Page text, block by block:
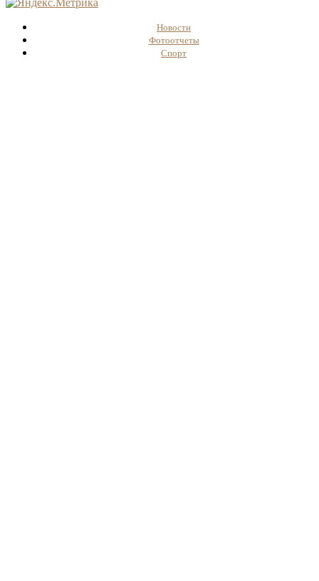
Новости
Фотоотчеты
Спорт